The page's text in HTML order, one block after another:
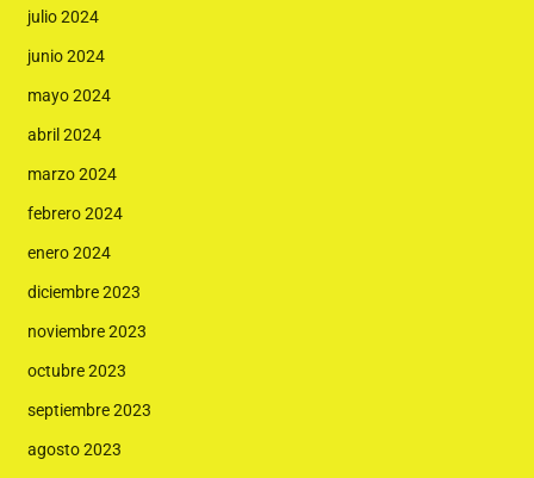
julio 2024
junio 2024
mayo 2024
abril 2024
marzo 2024
febrero 2024
enero 2024
diciembre 2023
noviembre 2023
octubre 2023
septiembre 2023
agosto 2023